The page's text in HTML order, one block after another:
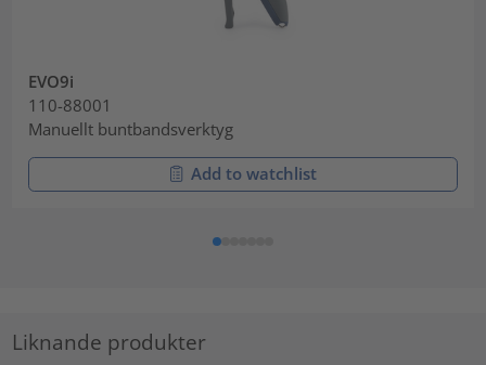
EVO9i
110-88001
Manuellt buntbandsverktyg
Add to watchlist
Liknande produkter